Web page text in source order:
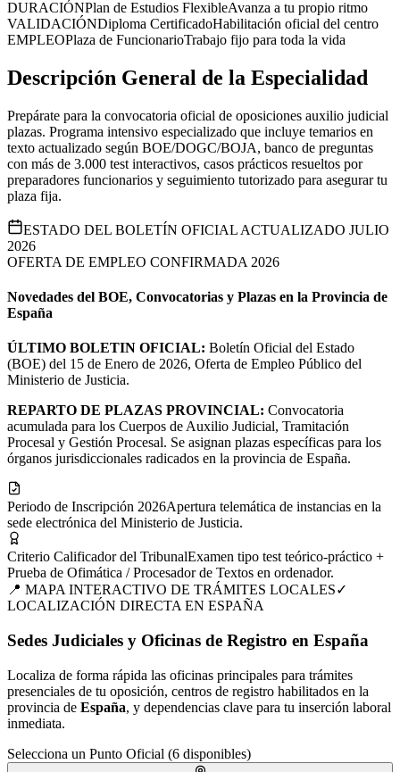
DURACIÓNPlan de Estudios FlexibleAvanza a tu propio ritmo
VALIDACIÓNDiploma CertificadoHabilitación oficial del centro
EMPLEOPlaza de FuncionarioTrabajo fijo para toda la vida
Descripción General de la Especialidad
Prepárate para la convocatoria oficial de oposiciones auxilio judicial
plazas. Programa intensivo especializado que incluye temarios en
texto actualizado según BOE/DOGC/BOJA, banco de preguntas
con más de 3.000 test interactivos, casos prácticos resueltos por
preparadores funcionarios y seguimiento tutorizado para asegurar tu
plaza fija.
ESTADO DEL BOLETÍN OFICIAL ACTUALIZADO JULIO
2026
OFERTA DE EMPLEO CONFIRMADA 2026
Novedades del BOE, Convocatorias y Plazas en la Provincia de
España
ÚLTIMO BOLETIN OFICIAL: Boletín Oficial del Estado
(BOE) del 15 de Enero de 2026, Oferta de Empleo Público del
Ministerio de Justicia.
REPARTO DE PLAZAS PROVINCIAL: Convocatoria
acumulada para los Cuerpos de Auxilio Judicial, Tramitación
Procesal y Gestión Procesal. Se asignan plazas específicas para los
órganos jurisdiccionales radicados en la provincia de España.
Periodo de Inscripción 2026Apertura telemática de instancias en la
sede electrónica del Ministerio de Justicia.
Criterio Calificador del TribunalExamen tipo test teórico-práctico +
Prueba de Ofimática / Procesador de Textos en ordenador.
📍 MAPA INTERACTIVO DE TRÁMITES LOCALES✓
LOCALIZACIÓN DIRECTA EN ESPAÑA
Sedes Judiciales y Oficinas de Registro en España
Localiza de forma rápida las oficinas principales para trámites
presenciales de tu oposición, centros de registro habilitados en la
provincia de España, y dependencias clave para tu inserción laboral
inmediata.
Selecciona un Punto Oficial (6 disponibles)